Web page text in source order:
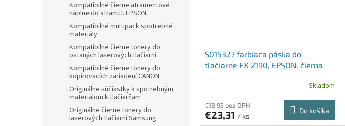
Kompatibilné čierne atramentové
náplne do atram.tl. EPSON
Kompatibilné multipack spotrebné
materiály
Kompatibilné čierne tonery do
ostaných laserových tlačiarní
Kompatibilné čierne tonery do
kopírovacích zariadení CANON
Originálne súčiastky k spotrebným
materiálom k tlačiarňam
Originálne čierne tonery do
laserových tlačiarní Samsung
S015327 farbiaca páska do
tlačiarne FX 2190, EPSON, čierna
Skladom
€18,95 bez DPH
€23,31 / ks
Do košíka